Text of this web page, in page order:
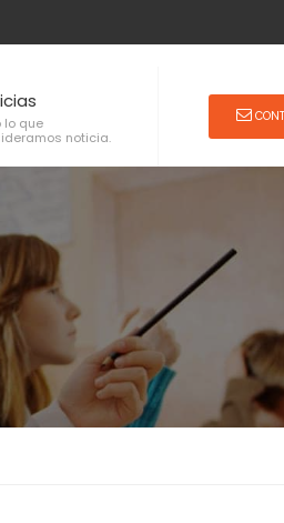
lo que
noticia.